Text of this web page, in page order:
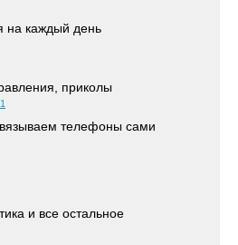
на каждый день
приколы
1
телефоны сами
и все остальное